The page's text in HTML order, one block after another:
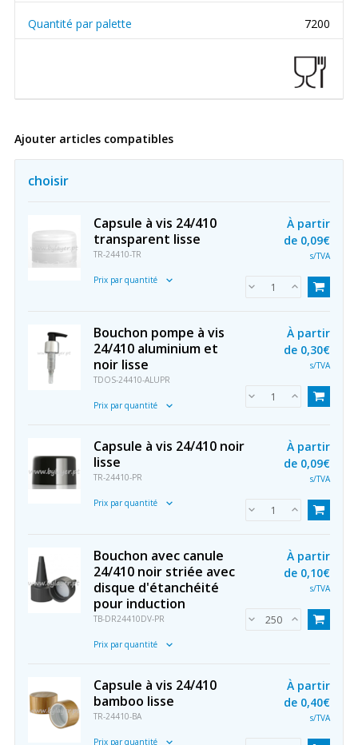
Quantité par palette 7200
Ajouter articles compatibles
choisir
Capsule à vis 24/410
transparent lisse
TR-24410-TR
Prix par quantité
À partir
de 0,09€
s/TVA
Bouchon pompe à vis
24/410 aluminium et
noir lisse
TDOS-24410-ALUPR
Prix par quantité
À partir
de 0,30€
s/TVA
Capsule à vis 24/410 noir
lisse
TR-24410-PR
Prix par quantité
À partir
de 0,09€
s/TVA
Bouchon avec canule
24/410 noir striée avec
disque d'étanchéité
pour induction
TB-DR24410DV-PR
Prix par quantité
À partir
de 0,10€
s/TVA
Capsule à vis 24/410
bamboo lisse
TR-24410-BA
Prix par quantité
À partir
de 0,40€
s/TVA